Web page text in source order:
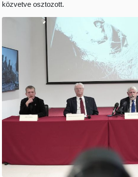
közvetve osztozott.